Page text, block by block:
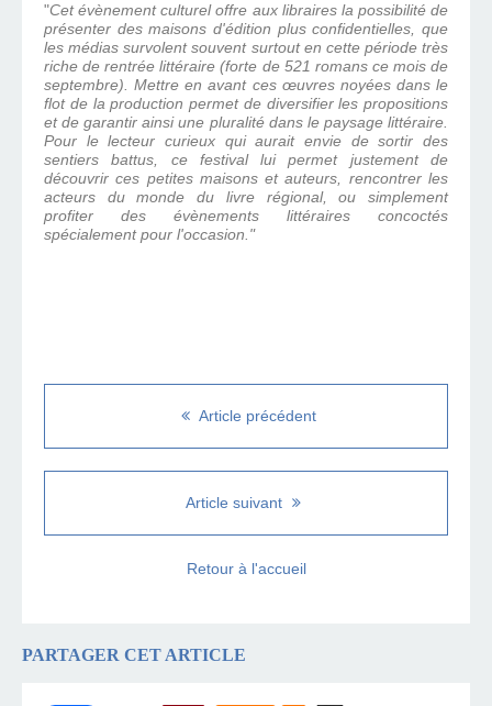
"Cet évènement culturel offre aux libraires la possibilité de
présenter des maisons d'édition plus confidentielles, que
les médias survolent souvent surtout en cette période très
riche de rentrée littéraire (forte de 521 romans ce mois de
septembre). Mettre en avant ces œuvres noyées dans le
flot de la production permet de diversifier les propositions
et de garantir ainsi une pluralité dans le paysage littéraire.
Pour le lecteur curieux qui aurait envie de sortir des
sentiers battus, ce festival lui permet justement de
découvrir ces petites maisons et auteurs, rencontrer les
acteurs du monde du livre régional, ou simplement
profiter des évènements littéraires concoctés
spécialement pour l'occasion."
Article précédent
Article suivant
Retour à l'accueil
PARTAGER CET ARTICLE